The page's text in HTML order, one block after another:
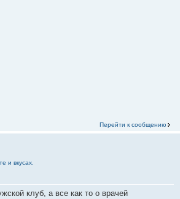
Перейти к сообщению
и вкусах.
клуб, а все как то о врачей